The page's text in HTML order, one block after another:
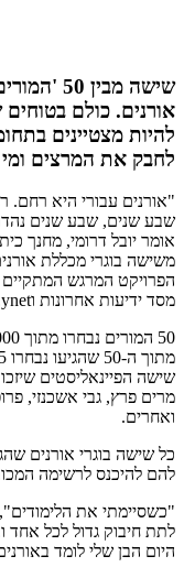
שישה
אורנים. כולם
להיות מצטיינים
לחבק את המרצים ומי
"אורנים עבורי היא רחם.
שבע שנים, שבע שנים
אומר יובל דרומי, מחנך
מסד ידיעות אחרונות וynet.
שישה הפיינאליסטים
מרים פרץ, גבי אשכנזי,
ואחרים.
כל שישה בוגרי אורנים
להם להיכנס לרשימה
"כשסיימתי את
לתת חיבוק גדול לכל אחד
היום הבן שלי לומד